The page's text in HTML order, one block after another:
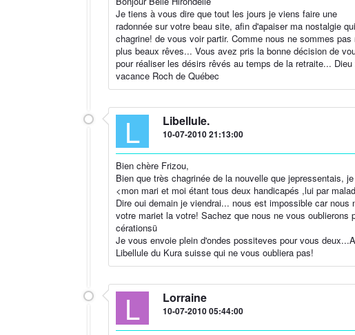
Je tiens à vous dire que tout les jours je viens faire une
radonnée sur votre beau site, afin d'apaiser ma nostalgie
chagrine! de vous voir partir. Comme nous ne sommes
plus beaux rêves... Vous avez pris la bonne décision de
pour réaliser les désirs rêvés au temps de la retraite...
vacance Roch de Québec
L Libellule.
10-07-2010 21:13:00
Bien chère Frizou,
Bien que très chagrinée de la nouvelle que jepressentais,
<mon mari et moi étant tous deux handicapés ,lui par
Dire oui demain je viendrai... nous est impossible car
votre mariet la votre! Sachez que nous ne vous
cérationsü
Je vous envoie plein d'ondes possiteves pour vous
Libellule du Kura suisse qui ne vous oubliera pas!
L Lorraine
10-07-2010 05:44:00